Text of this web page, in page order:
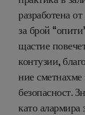
разработена
за брой
щастие
контузии,
ние
безопасност.
като алармира